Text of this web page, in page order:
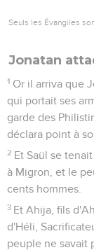
Seuls les Évangiles
Jonatan
1 Or il arriva que
qui portait ses
garde des
déclara point à
2 Et Saül se
à Migron, et le
cents hommes.
3 Et Ahija, fils
d'Héli,
peuple ne savait